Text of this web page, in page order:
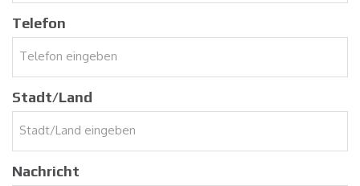
Telefon
Stadt/Land
Nachricht